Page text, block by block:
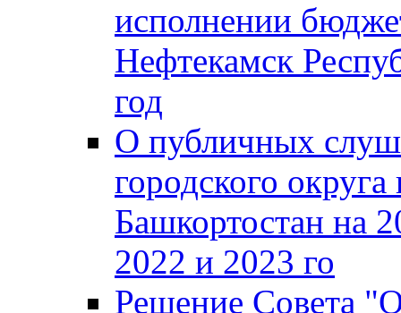
исполнении
Нефтекамск
год
О публичных
городского
Башкортостан на
2022 и 2023 го
Решение Совета